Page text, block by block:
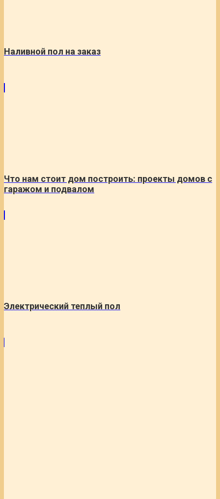
Наливной пол на заказ
Что нам стоит дом построить: проекты домов с
гаражом и подвалом
Электрический теплый пол